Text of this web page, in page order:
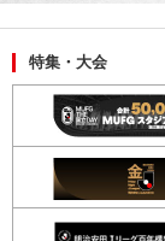
特集・大会